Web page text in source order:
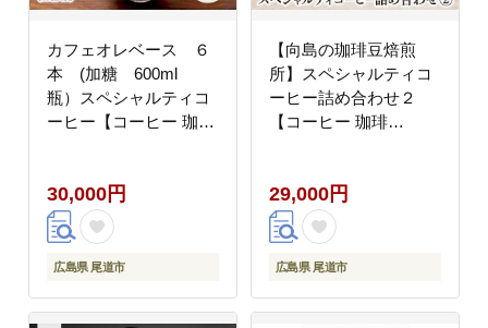
カフェオレベース ６
本 (加糖 600ml
瓶）スペシャルティコ
ーヒー【コーヒー 珈琲
ンド 飲料 美味しい 加
糖 カフェインレス 濃縮
スペシャルティコーヒ
ー 広島県 尾道市】
30,000円
広島県 尾道市
【向島の珈琲豆焙煎
所】スペシャルティコ
ーヒー詰め合わせ２
【コーヒー 珈琲
しゃれ コーヒー豆 ギフ
ト 贈り物 詰め合わせ
スペシャルティコーヒ
ー ご当地 広島県 尾道
29,000円
広島県 尾道市